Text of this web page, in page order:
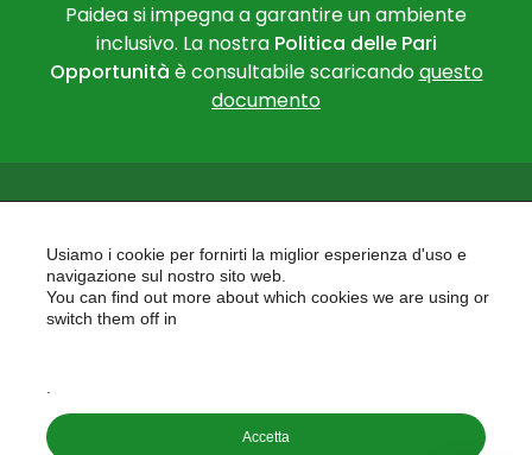
Paidea si impegna a garantire un ambiente
inclusivo. La nostra Politica delle Pari
Opportunità è consultabile scaricandoquesto
documento
PAIDEA
Usiamo i cookie per fornirti la miglior esperienza d'uso e
navigazione sul nostro sito web.
You can find out more about which cookies we are using or
switch them off in
Accetta